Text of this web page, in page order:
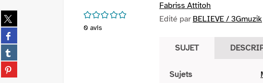
Partager
sur
twitter
(Nouvelle
fenêtre)
Partager
sur
facebook
(Nouvelle
fenêtre)
Partager
sur
tumblr
Partager
sur
/5
0 avis
Fabriss Attitoh
Edité par BELIEVE / 3Gmuzik
SUJET
Sujets